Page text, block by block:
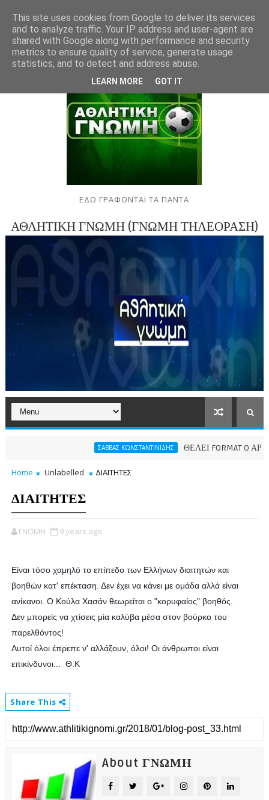
ΕΔΩ ΓΡΑΦΟΝΤΑΙ ΤΑ ΠΑΝΤΑ
ΑΘΛΗΤΙΚΗ ΓΝΩΜΗ (ΓΝΩΜΗ ΤΗΛΕΟΡΑΣΗ)
ΣΑΒΒΑΣ ΚΩΝΣΤΑΝΤΙΝΙΔΗΣ ΘΕΛΕΙ FORMAT O ΑΡΗΣ
Home Unlabelled ΔΙΑΙΤΗΤΕΣ
ΔΙΑΙΤΗΤΕΣ
ΓΝΩΜΗ 9 years ago
Είναι τόσο χαμηλό το επίπεδο των Ελλήνων διαιτητών και
βοηθών κατ' επέκταση. Δεν έχει να κάνει με ομάδα αλλά είναι
ανίκανοι. Ο Κούλα Χασάν θεωρείται ο "κορυφαίος" βοηθός.
Δεν μπορείς να χτίσεις μία καλύβα μέσα στον βούρκο του
παρελθόντος!
Αυτοί όλοι έπρεπε ν' αλλάξουν, όλοι! Οι άνθρωποι είναι
επικίνδυνοι... Θ.Κ
Share This
About ΓΝΩΜΗ
This site uses cookies from Google to deliver its services
and to analyze traffic. Your IP address and user-agent are
shared with Google along with performance and security
metrics to ensure quality of service, generate usage
statistics, and to detect and address abuse.
LEARN MORE GOT IT